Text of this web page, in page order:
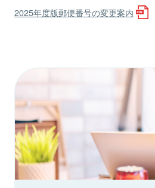
2025年度版郵便番号の変更案内